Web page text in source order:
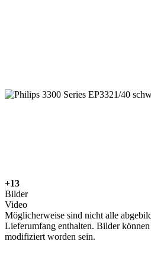
+13
Bilder
Video
Möglicherweise sind nicht alle
Lieferumfang enthalten. Bilder
modifiziert worden sein.